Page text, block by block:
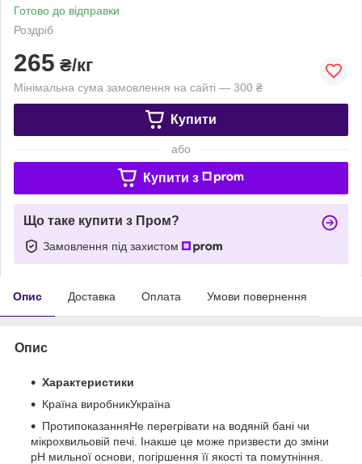
Готово до відправки
Роздріб
265 ₴/кг
Мінімальна сума замовлення на сайті — 300 ₴
Купити
або
Купити з
Що таке купити з Пром?
Замовлення під захистом
Опис Доставка Оплата Умови повернення
Опис
Характеристики
Країна виробникУкраїна
ПротипоказанняНе перегрівати на водяній бані чи
мікрохвильовій печі. Інакше це може призвести до зміни
рН мильної основи, погіршення її якості та помутніння.